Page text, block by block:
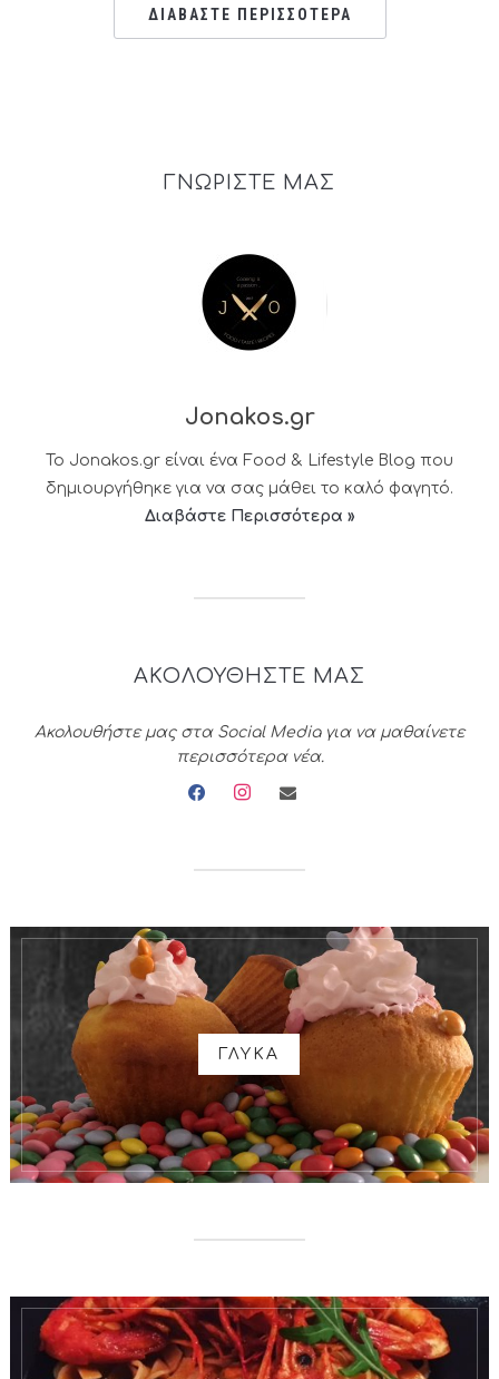
ΔΙΑΒΑΣΤΕ ΠΕΡΙΣΣΟΤΕΡΑ
ΓΝΩΡΙΣΤΕ ΜΑΣ
Jonakos.gr
Το Jonakos.gr είναι ένα Food & Lifestyle Blog που
δημιουργήθηκε για να σας μάθει το καλό φαγητό.
Διαβάστε Περισσότερα »
ΑΚΟΛΟΥΘΗΣΤΕ ΜΑΣ
Ακολουθήστε μας στα Social Media για να μαθαίνετε
περισσότερα νέα.
facebookinstagramenvelope
ΓΛΥΚΑ